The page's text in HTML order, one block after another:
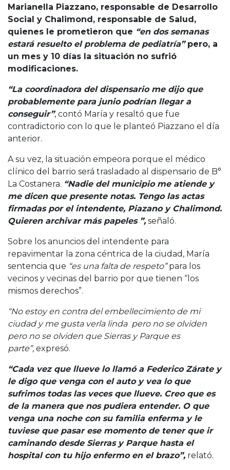
Marianella Piazzano, responsable de Desarrollo
Social y Chalimond, responsable de Salud,
quienes le prometieron que “en dos semanas
estará resuelto el problema de pediatría” pero, a
un mes y 10 días la situación no sufrió
modificaciones.
“La coordinadora del dispensario me dijo que
probablemente para junio podrían llegar a
conseguir”, contó María y resaltó que fue
contradictorio con lo que le planteó Piazzano el día
anterior.
A su vez, la situación empeora porque el médico
clínico del barrio será trasladado al dispensario de B°
La Costanera. “Nadie del municipio me atiende y
me dicen que presente notas. Tengo las actas
firmadas por el intendente, Piazano y Chalimond.
Quieren archivar más papeles ”, señaló.
Sobre los anuncios del intendente para
repavimentar la zona céntrica de la ciudad, María
sentencia que “es una falta de respeto”para los
vecinos y vecinas del barrio por que tienen “los
mismos derechos”.
“No estoy en contra del embellecimiento de mi
ciudad y me gusta verla linda pero no se olviden
pero no se olviden que Sierras y Parque es
parte”, expresó.
“Cada vez que llueve lo llamó a Federico Zárate y
le digo que venga con el auto y vea lo que
sufrimos todas las veces que llueve. Creo que es
de la manera que nos pudiera entender. O que
venga una noche con su familia enferma y le
tuviese que pasar ese momento de tener que ir
caminando desde Sierras y Parque hasta el
hospital con tu hijo enfermo en el brazo”, relató.